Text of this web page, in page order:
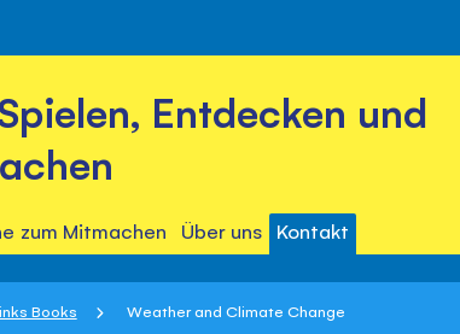
Entdecken und
zum Mitmachen Über uns Kontakt
Books Weather and Climate Change